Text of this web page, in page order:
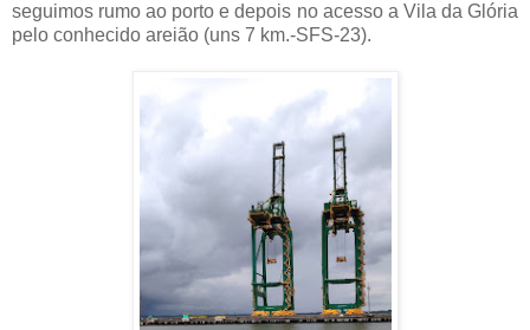
seguimos rumo ao porto e depois no acesso a Vila da Glória
pelo conhecido areião (uns 7 km.-SFS-23).